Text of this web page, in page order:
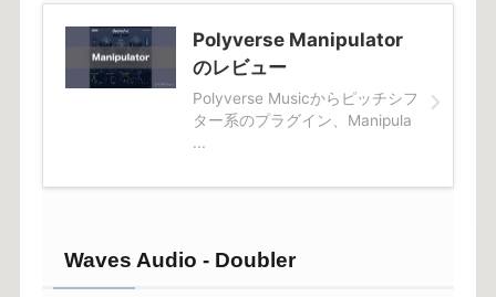
Polyverse Manipulator
のレビュー
Polyverse Musicからピッチシフ
ター系のプラグイン、Manipula
...
Waves Audio - Doubler